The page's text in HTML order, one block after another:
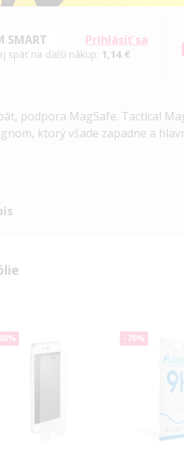
Prihlásiť sa
SMART
späť na ďalší nákup: 1,14 €
podpora MagSafe. Tactical
ktorý všade zapadne a
-70%